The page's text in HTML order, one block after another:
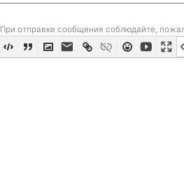
При отправке сообщения соблюдайте,